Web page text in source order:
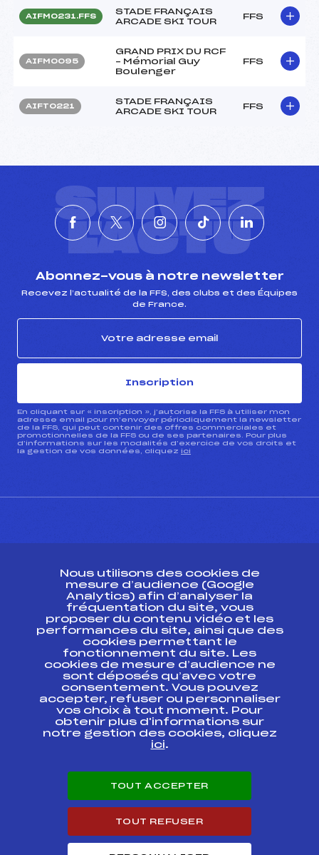
AIFM0231.FFS
STADE FRANÇAIS
ARCADE SKI TOUR
FFS
AIFM0095
GRAND PRIX DU RCF
– Mémorial Guy
Boulenger
FFS
AIFT0221
STADE FRANÇAIS
ARCADE SKI TOUR
FFS
SUIVEZ
L'ACTU
Abonnez-vous à notre newsletter
Recevez l’actualité de la FFS, des clubs et des Équipes
de France.
Inscription
En cliquant sur « inscription », j’autorise la FFS à utiliser mon
adresse email pour m’envoyer périodiquement la newsletter
de la FFS, qui peut contenir des offres commerciales et
promotionnelles de la FFS ou de ses partenaires. Pour plus
d’informations sur les modalités d’exercice de vos droits et
la gestion de vos données, cliquez ici
ESPACE PRESSE
Ressources
Pass’Neige
Projet sportif fédéral
Projet de performance fédéral
Antidopage
Pôle Développement, Formation, Suivi
Scientifique
Listes ministérielles
Pôle vie de l’athlète
Carrières
Nous utilisons des cookies de
mesure d’audience (Google
Analytics) afin d’analyser la
fréquentation du site, vous
proposer du contenu vidéo et les
performances du site, ainsi que des
cookies permettant le
fonctionnement du site. Les
cookies de mesure d’audience ne
sont déposés qu’avec votre
consentement. Vous pouvez
accepter, refuser ou personnaliser
vos choix à tout moment. Pour
obtenir plus d'informations sur
notre gestion des cookies, cliquez
ici.
TOUT ACCEPTER
TOUT REFUSER